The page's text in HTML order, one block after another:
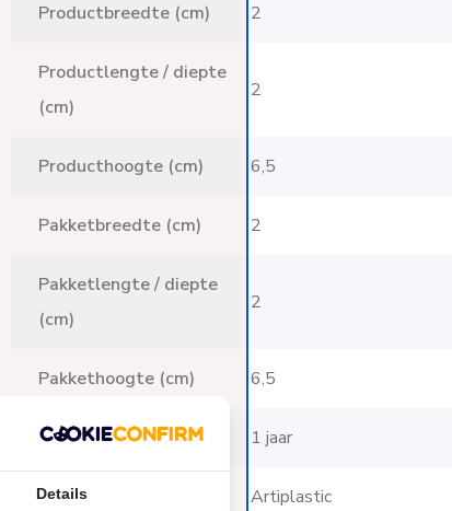
Productbreedte (cm) 2
Productlengte / diepte
(cm)
2
Producthoogte (cm) 6,5
Pakketbreedte (cm) 2
Pakketlengte / diepte
(cm)
2
Pakkethoogte (cm) 6,5
Garantie 1 jaar
Fabrikant Artiplastic
Details